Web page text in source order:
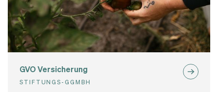
GVO Versicherung
STIFTUNGS-GGMBH